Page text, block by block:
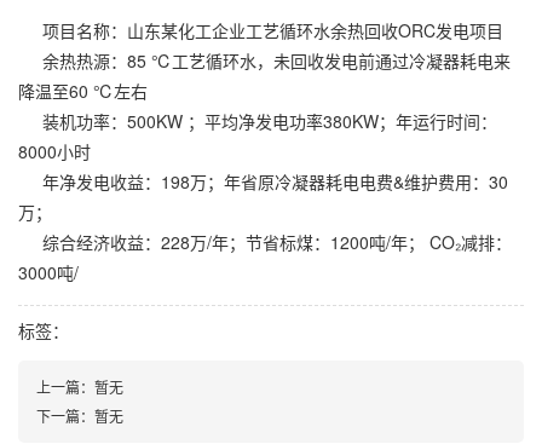
项目名称：山东某化工企业工艺循环水余热回收ORC发电项目
余热热源：85 ℃工艺循环水，未回收发电前通过冷凝器耗电来
降温至60 ℃左右
装机功率：500KW ；平均净发电功率380KW；年运行时间：
8000小时
年净发电收益：198万；年省原冷凝器耗电电费&维护费用：30
万；
综合经济收益：228万/年；节省标煤：1200吨/年； CO₂减排：
3000吨/
标签：
上一篇：暂无
下一篇：暂无